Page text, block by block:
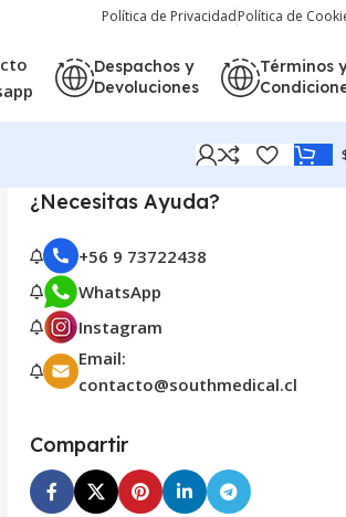
Política de PrivacidadPolítica de
Despachos y
Devoluciones
Términos y
¿Necesitas Ayuda?
+56 9 73722438
WhatsApp
Instagram
Email:
contacto@southmedical.cl
Compartir